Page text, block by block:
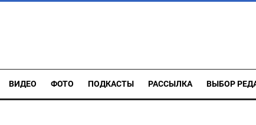
ВИДЕО ФОТО ПОДКАСТЫ РАССЫЛКА ВЫБОР